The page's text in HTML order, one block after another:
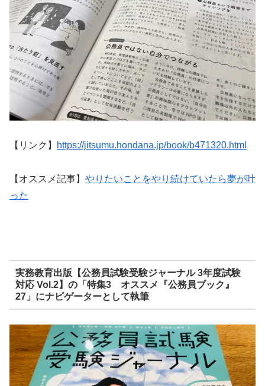
【リンク】 https://jitsumu.hondana.jp/book/b471320.html
【オススメ記事】 やりたいことをやり続けていたら夢が叶
った
実務教育出版【公務員試験受験ジャーナル 3年度試験
対応 Vol.2】の「特集3 オススメ『公務員ブック』
27」にナビゲーターとして執筆